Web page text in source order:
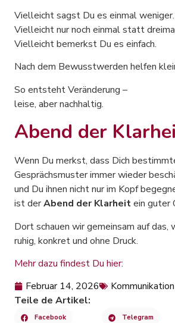
Vielleicht sagst Du es einmal weniger.
Vielleicht nur noch einmal statt
Vielleicht bemerkst Du es einfach.
Nach dem Bewusstwerden helfen
So entsteht Veränderung –
leise, aber nachhaltig.
Abend der
Wenn Du merkst, dass Dich
Gesprächsmuster immer wieder
und Du ihnen nicht nur im Kopf
ist derAbend der Klarheitein guter
Dort schauen wir gemeinsam auf das,
ruhig, konkret und ohne Druck.
Mehr dazu findest Du hier:
Februar 14, 2026
Teile de Artikel:
Facebook Telegram